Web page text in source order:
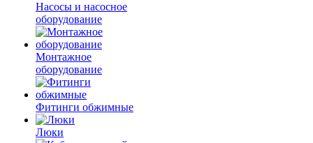
Насосы и насосное
оборудование
Монтажное
оборудование
Фитинги обжимные
Люки